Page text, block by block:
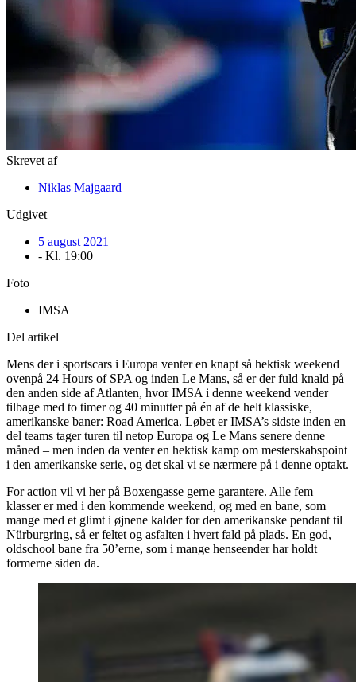
Skrevet af
Niklas Majgaard
Udgivet
5 august 2021
- Kl. 19:00
Foto
IMSA
Del artikel
Mens der i sportscars i Europa venter en knapt så hektisk weekend
ovenpå 24 Hours of SPA og inden Le Mans, så er der fuld knald på
den anden side af Atlanten, hvor IMSA i denne weekend vender
tilbage med to timer og 40 minutter på én af de helt klassiske,
amerikanske baner: Road America. Løbet er IMSA’s sidste inden en
del teams tager turen til netop Europa og Le Mans senere denne
måned – men inden da venter en hektisk kamp om mesterskabspoint
i den amerikanske serie, og det skal vi se nærmere på i denne optakt.
For action vil vi her på Boxengasse gerne garantere. Alle fem
klasser er med i den kommende weekend, og med en bane, som
mange med et glimt i øjnene kalder for den amerikanske pendant til
Nürburgring, så er feltet og asfalten i hvert fald på plads. En god,
oldschool bane fra 50’erne, som i mange henseender har holdt
formerne siden da.